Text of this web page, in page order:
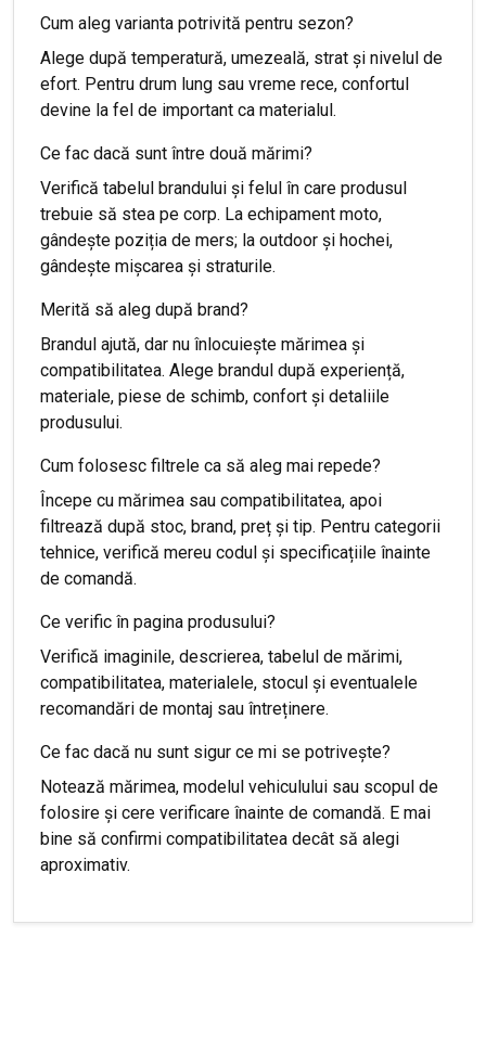
Cum aleg varianta potrivită pentru sezon?
Alege după temperatură, umezeală, strat și nivelul de
efort. Pentru drum lung sau vreme rece, confortul
devine la fel de important ca materialul.
Ce fac dacă sunt între două mărimi?
Verifică tabelul brandului și felul în care produsul
trebuie să stea pe corp. La echipament moto,
gândește poziția de mers; la outdoor și hochei,
gândește mișcarea și straturile.
Merită să aleg după brand?
Brandul ajută, dar nu înlocuiește mărimea și
compatibilitatea. Alege brandul după experiență,
materiale, piese de schimb, confort și detaliile
produsului.
Cum folosesc filtrele ca să aleg mai repede?
Începe cu mărimea sau compatibilitatea, apoi
filtrează după stoc, brand, preț și tip. Pentru categorii
tehnice, verifică mereu codul și specificațiile înainte
de comandă.
Ce verific în pagina produsului?
Verifică imaginile, descrierea, tabelul de mărimi,
compatibilitatea, materialele, stocul și eventualele
recomandări de montaj sau întreținere.
Ce fac dacă nu sunt sigur ce mi se potrivește?
Notează mărimea, modelul vehiculului sau scopul de
folosire și cere verificare înainte de comandă. E mai
bine să confirmi compatibilitatea decât să alegi
aproximativ.